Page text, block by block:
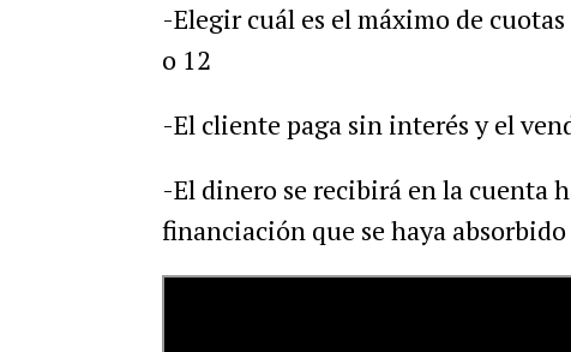
-Elegir cuál es el máximo de
o 12
-El cliente paga sin interés y el
-El dinero se recibirá en la cuenta
financiación que se haya